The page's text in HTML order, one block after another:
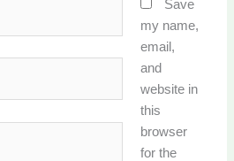
Save
my name,
email,
and
website in
this
browser
for the